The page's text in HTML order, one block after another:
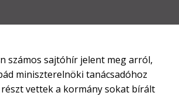
számos sajtóhír jelent meg arról,
miniszterelnöki tanácsadóhoz
vettek a kormány sokat bírált